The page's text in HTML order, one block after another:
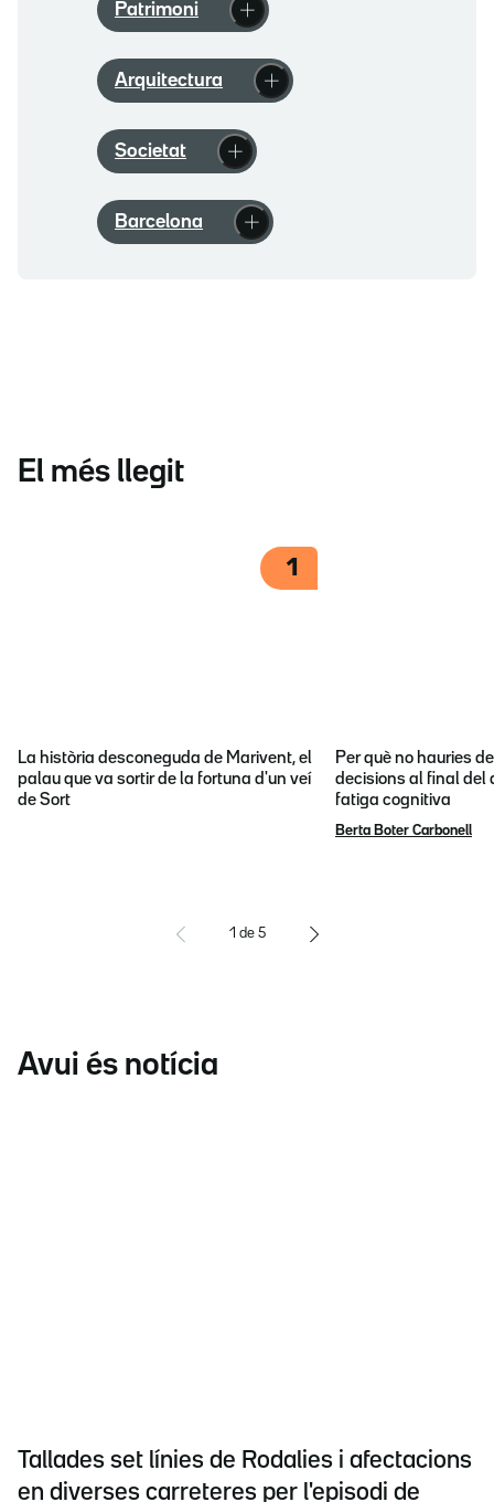
Patrimoni
Arquitectura
Societat
Barcelona
El més llegit
1
La història desconeguda de Marivent, el
palau que va sortir de la fortuna d'un veí
de Sort
Per què no hauries
decisions al final del
fatiga cognitiva
Berta Boter Carbonell
1 de 5
Avui és notícia
Tallades set línies de Rodalies i afectacions
en diverses carreteres per l'episodi de